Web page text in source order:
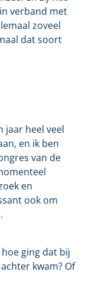
verband met
zoveel
dat soort
jaar heel veel
en ik ben
van de
en
ook om
hoe ging dat bij
kwam? Of